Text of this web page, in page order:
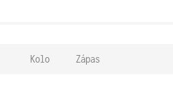
Kolo Zápas